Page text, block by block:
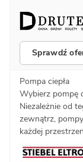
Sprawdź
Pompa ciepła
Wybierz pompę
Niezależnie od
zewnątrz,
każdej